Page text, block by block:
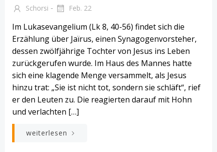
Schorsi - Feb. 22
Im Lukasevangelium (Lk 8, 40-56) findet sich die
Erzählung über Jaïrus, einen Synagogenvorsteher,
dessen zwölfjährige Tochter von Jesus ins Leben
zurückgerufen wurde. Im Haus des Mannes hatte
sich eine klagende Menge versammelt, als Jesus
hinzu trat: „Sie ist nicht tot, sondern sie schläft“, rief
er den Leuten zu. Die reagierten darauf mit Hohn
und verlachten […]
weiterlesen